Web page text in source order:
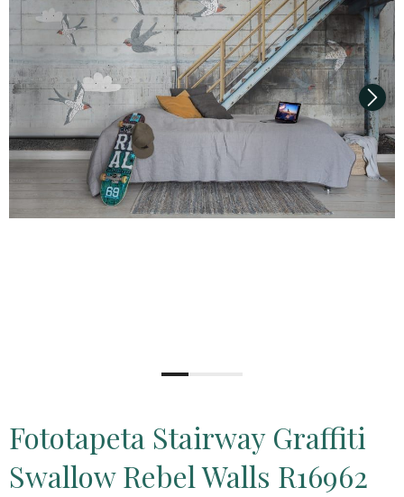
Fototapeta Stairway Graffiti
Swallow Rebel Walls R16962